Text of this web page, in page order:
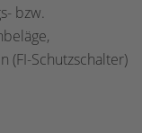
bzw.
(FI-Schutzschalter)